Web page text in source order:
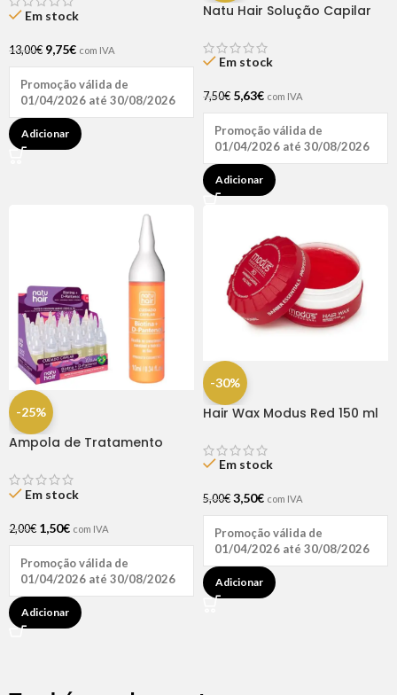
Em stock
13,00€ 9,75€ com IVA
Promoção válida de
01/04/2026 até 30/08/2026
Adicionar
Natu Hair Solução Capilar
Em stock
7,50€ 5,63€ com IVA
Promoção válida de
01/04/2026 até 30/08/2026
Adicionar
-25%
Ampola de Tratamento
Hair (1 UNIDADE)
Em stock
2,00€ 1,50€ com IVA
Promoção válida de
01/04/2026 até 30/08/2026
Adicionar
-30%
Hair Wax Modus Red 150 ml
Em stock
5,00€ 3,50€ com IVA
Promoção válida de
01/04/2026 até 30/08/2026
Adicionar